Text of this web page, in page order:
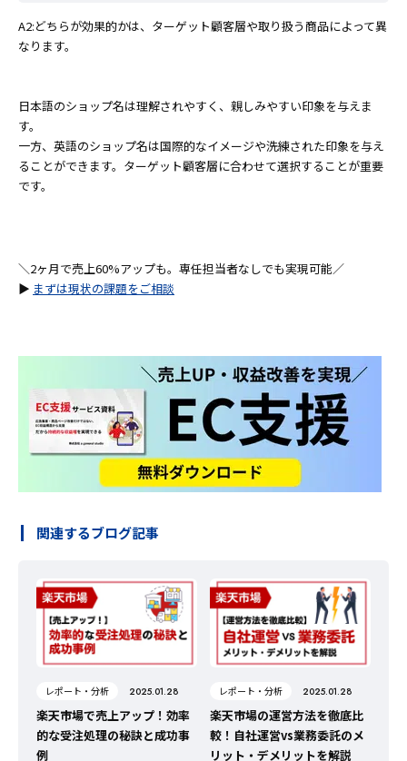
A2:どちらが効果的かは、ターゲット顧客層や取り扱う商品によって異
なります。
日本語のショップ名は理解されやすく、親しみやすい印象を与えま
す。
一方、英語のショップ名は国際的なイメージや洗練された印象を与え
ることができます。ターゲット顧客層に合わせて選択することが重要
です。
＼2ヶ月で売上60%アップも。専任担当者なしでも実現可能／
▶ まずは現状の課題をご相談
関連するブログ記事
レポート・分析 2025.01.28
楽天市場で売上アップ！効率
的な受注処理の秘訣と成功事
例
レポート・分析 2025.01.28
楽天市場の運営方法を徹底比
較！自社運営vs業務委託のメ
リット・デメリットを解説